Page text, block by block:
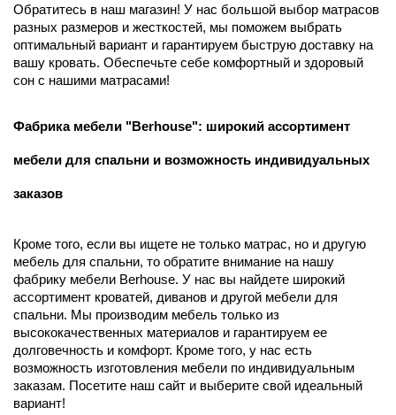
Обратитесь в наш магазин! У нас большой выбор матрасов
разных размеров и жесткостей, мы поможем выбрать
оптимальный вариант и гарантируем быструю доставку на
вашу кровать. Обеспечьте себе комфортный и здоровый
сон с нашими матрасами!
Фабрика мебели "Berhouse": широкий ассортимент
мебели для спальни и возможность индивидуальных
заказов
Кроме того, если вы ищете не только матрас, но и другую
мебель для спальни, то обратите внимание на нашу
фабрику мебели Berhouse. У нас вы найдете широкий
ассортимент кроватей, диванов и другой мебели для
спальни. Мы производим мебель только из
высококачественных материалов и гарантируем ее
долговечность и комфорт. Кроме того, у нас есть
возможность изготовления мебели по индивидуальным
заказам. Посетите наш сайт и выберите свой идеальный
вариант!